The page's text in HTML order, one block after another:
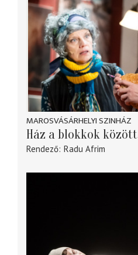
MAROSVÁSÁRHELYI SZINHÁZ
Ház a blokkok között
Rendező Radu Afrim